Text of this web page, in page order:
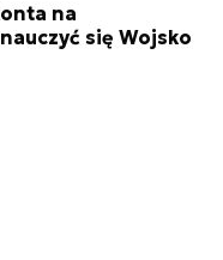
na
się Wojsko